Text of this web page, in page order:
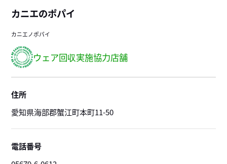
カニエのポパイ
カニエノポパイ
住所
愛知県海部郡蟹江町本町11-50
電話番号